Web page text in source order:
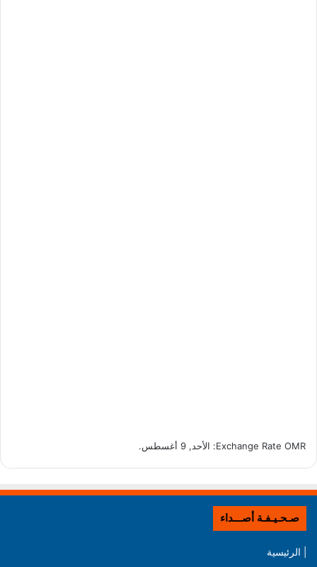
Exchange Rate OMR : الأحد, 9 أغسطس.
صـحـيـفـة أصـــداء
| الرئيسية